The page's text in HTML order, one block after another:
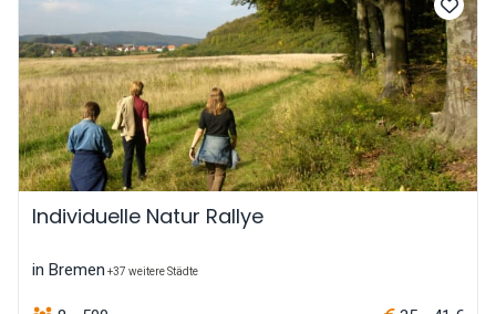
Individuelle Natur Rallye
in Bremen +37 weitere Städte